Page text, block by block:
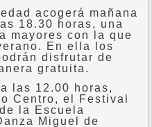
acogerá mañana
18.30 horas, una
mayores con la que
En ella los
disfrutar de
gratuita.
las 12.00 horas,
Centro, el Festival
la Escuela
Miguel de